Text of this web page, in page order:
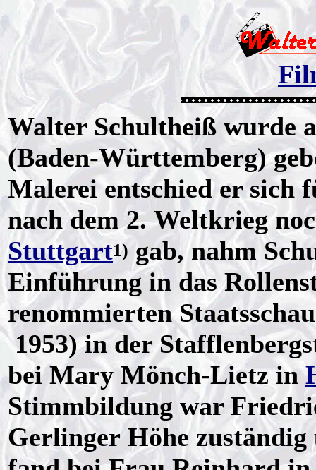
Walter Schultheiß wurde
(Baden-Württemberg)
Malerei entschied er sich
nach dem 2. Weltkrieg
Stuttgart1) gab, nahm
Einführung in das
renommierten
1953) in der
bei Mary Mönch-Lietz in
Stimmbildung war
Gerlinger Höhe